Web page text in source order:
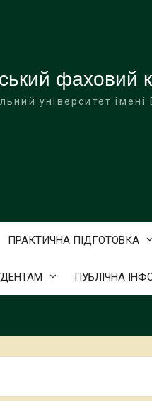
фаховий
університет
ПРАКТИЧНА ПІДГОТОВКА
ПУБЛІЧНА